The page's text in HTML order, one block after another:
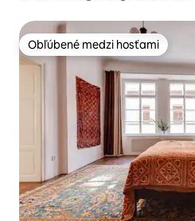
Obľúbené medzi hosťami
Obľúbené medzi hosťami